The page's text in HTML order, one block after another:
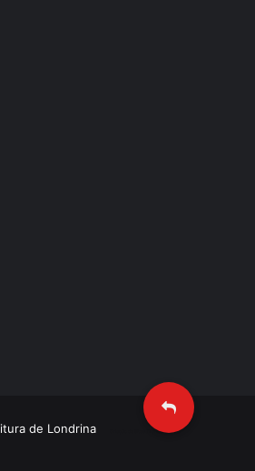
Criação de Sites TTG Sistemas
de Londrina